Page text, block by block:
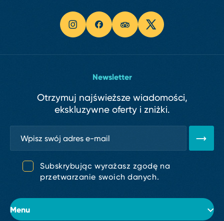
Menu
Newsletter
Otrzymuj najświeższe wiadomości,
ekskluzywne oferty i zniżki.
Subskrybując wyrażasz zgodę na
przetwarzanie swoich danych.